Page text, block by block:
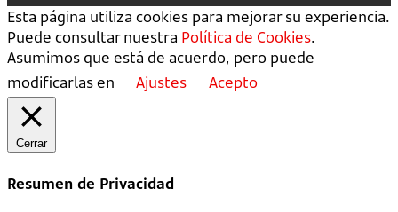
Esta página utiliza cookies para mejorar su experiencia.
Puede consultar nuestra Política de Cookies.
Asumimos que está de acuerdo, pero puede
modificarlas en
Ajustes Acepto
Cerrar
Resumen de Privacidad